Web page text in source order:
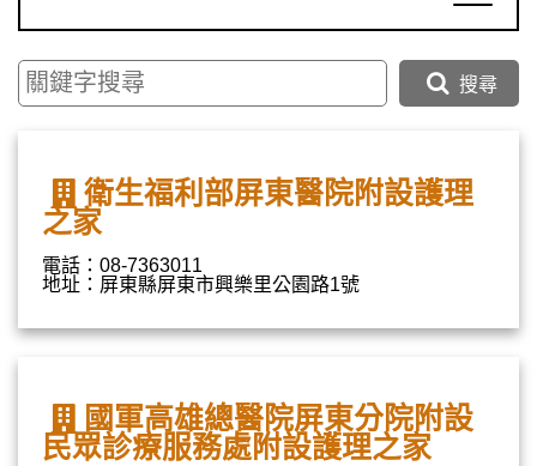
搜尋
衛生福利部屏東醫院附設護理
之家
電話：08-7363011
地址：屏東縣屏東市興樂里公園路1號
國軍高雄總醫院屏東分院附設
民眾診療服務處附設護理之家